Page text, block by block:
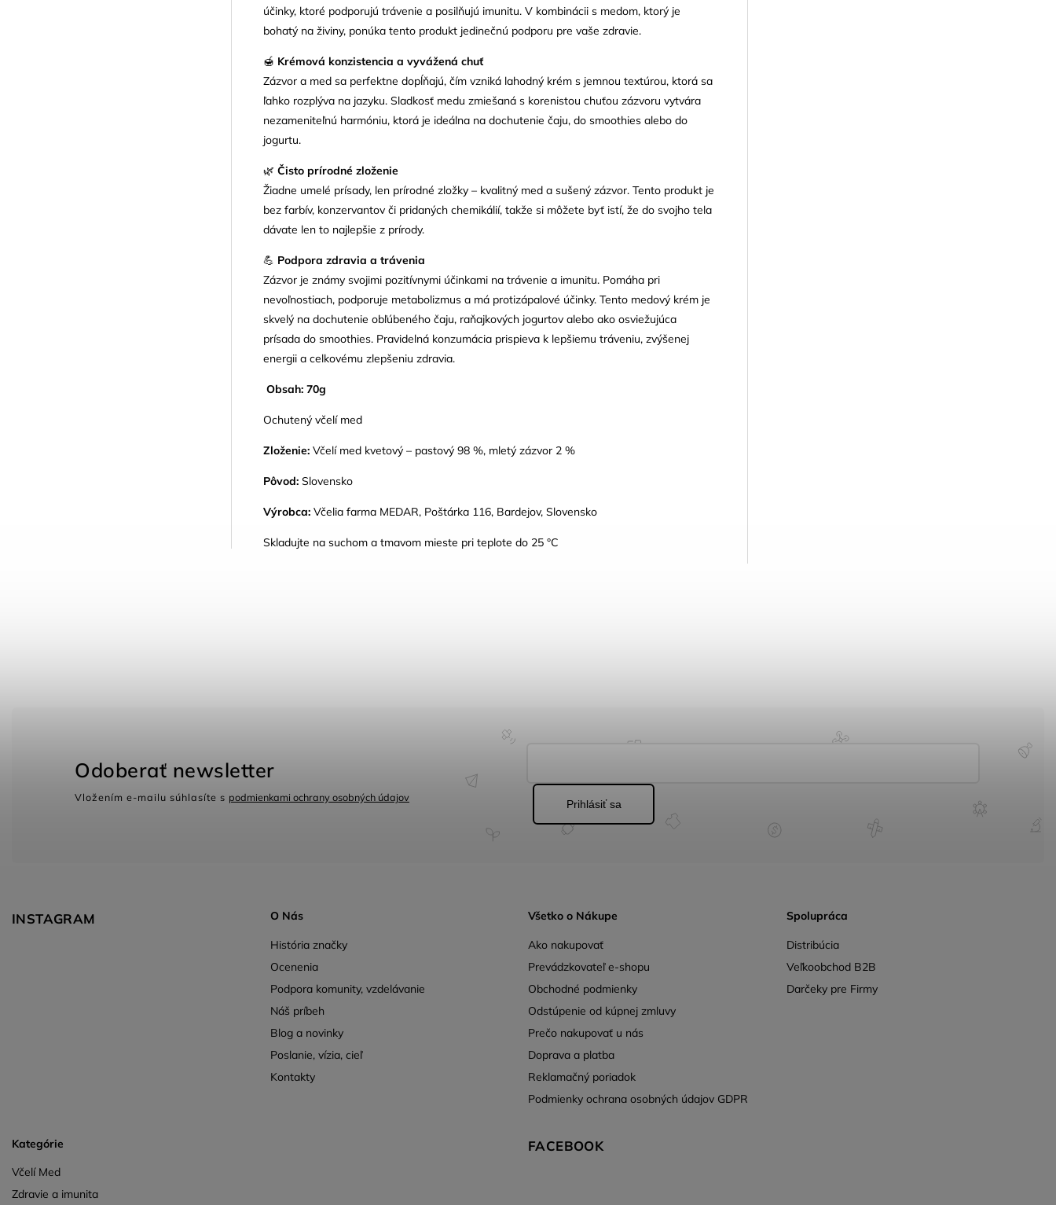
účinky, ktoré podporujú trávenie a posilňujú imunitu. V kombinácii s medom, ktorý je
bohatý na živiny, ponúka tento produkt jedinečnú podporu pre vaše zdravie.
🍯 Krémová konzistencia a vyvážená chuť
Zázvor a med sa perfektne dopĺňajú, čím vzniká lahodný krém s jemnou textúrou, ktorá sa
ľahko rozplýva na jazyku. Sladkosť medu zmiešaná s korenistou chuťou zázvoru vytvára
nezameniteľnú harmóniu, ktorá je ideálna na dochutenie čaju, do smoothies alebo do
jogurtu.
🌿 Čisto prírodné zloženie
Žiadne umelé prísady, len prírodné zložky – kvalitný med a sušený zázvor. Tento produkt je
bez farbív, konzervantov či pridaných chemikálií, takže si môžete byť istí, že do svojho tela
dávate len to najlepšie z prírody.
💪 Podpora zdravia a trávenia
Zázvor je známy svojimi pozitívnymi účinkami na trávenie a imunitu. Pomáha pri
nevoľnostiach, podporuje metabolizmus a má protizápalové účinky. Tento medový krém je
skvelý na dochutenie obľúbeného čaju, raňajkových jogurtov alebo ako osviežujúca
prísada do smoothies. Pravidelná konzumácia prispieva k lepšiemu tráveniu, zvýšenej
energii a celkovému zlepšeniu zdravia.
Obsah: 70g
Ochutený včelí med
Zloženie: Včelí med kvetový – pastový 98 %, mletý zázvor 2 %
Pôvod: Slovensko
Výrobca: Včelia farma MEDAR, Poštárka 116, Bardejov, Slovensko
Skladujte na suchom a tmavom mieste pri teplote do 25 °C
INSTAGRAM
Odoberať newsletter
Vložením e-mailu súhlasíte s podmienkami ochrany osobných údajov
Prihlásiť sa
O Nás
História značky
Ocenenia
Podpora komunity, vzdelávanie
Náš príbeh
Blog a novinky
Poslanie, vízia, cieľ
Kontakty
Všetko o Nákupe
Ako nakupovať
Prevádzkovateľ e-shopu
Obchodné podmienky
Odstúpenie od kúpnej zmluvy
Prečo nakupovať u nás
Doprava a platba
Reklamačný poriadok
Podmienky ochrana osobných údajov GDPR
Spolupráca
Distribúcia
Veľkoobchod B2B
Darčeky pre Firmy
Kategórie
Včelí Med
Zdravie a imunita
FACEBOOK